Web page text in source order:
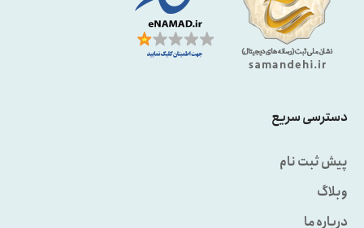
دسترسی سریع
پیش ثبت نام
وبلاگ
درباره ما